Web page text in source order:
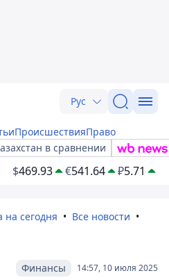
Рус
ПроисшествияПраво
в сравнении
$469.93 €541.64 ₽5.71
на сегодня
Все новости
14:57, 10 июля 2025
Финансы